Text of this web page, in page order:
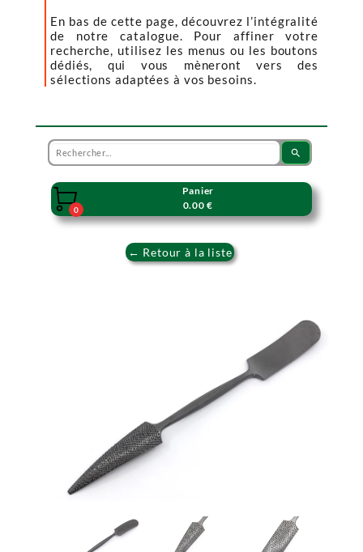
En bas de cette page, découvrez l’intégralité
de notre catalogue. Pour affiner votre
recherche, utilisez les menus ou les boutons
dédiés, qui vous mèneront vers des
sélections adaptées à vos besoins.
search

0
Panier
0.00 €
← Retour à la liste